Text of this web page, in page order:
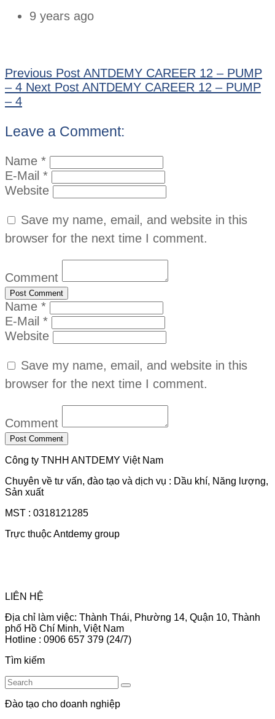
9 years ago
Previous Post ANTDEMY CAREER 12 – PUMP
– 4 Next Post ANTDEMY CAREER 12 – PUMP
– 4
Leave a Comment:
Name *
E-Mail *
Website
Save my name, email, and website in this
browser for the next time I comment.
Comment
Name *
E-Mail *
Website
Save my name, email, and website in this
browser for the next time I comment.
Comment
Công ty TNHH ANTDEMY Việt Nam
Chuyên về tư vấn, đào tạo và dịch vụ : Dầu khí, Năng lượng,
Sản xuất
MST : 0318121285
Trực thuộc Antdemy group
LIÊN HỆ
Địa chỉ làm việc: Thành Thái, Phường 14, Quận 10, Thành
phố Hồ Chí Minh, Việt Nam
Hotline : 0906 657 379 (24/7)
Tìm kiếm
Đào tạo cho doanh nghiệp